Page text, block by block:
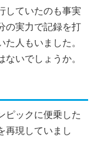
していたのも事実
の実力で記録を打
人もいました。
いでしょうか。
ピックに便乗した
再現していまし